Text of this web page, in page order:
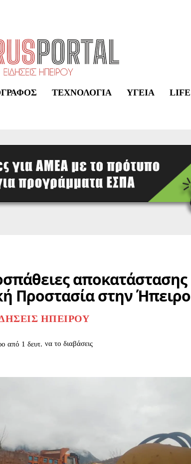
ΤΕΧΝΟΛΟΓΊΑ ΥΓΕΊΑ LIFE
αποκατάστασης
Προστασία στην Ήπειρο
ΗΠΕΊΡΟΥ
από 1 δευτ. να το διαβάσεις